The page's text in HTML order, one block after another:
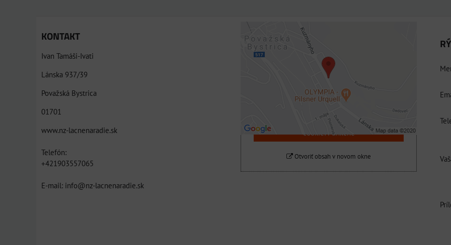
KONTAKT
Ivan Tamáši-Ivati
Lánska 937/39
Považská Bystrica
01701
www.nz-lacnenaradie.sk
Telefón:
+421903557065
E-mail: info@nz-lacnenaradie.sk
Externý obsah je blokovaný Voľbami
súkromia
Prajete si načítať externý obsah?
Povoliť tentokrát
Povoliť a zapamätať - súhlas s druhom
cookie: Funkčné
Otvoriť obsah v novom okne